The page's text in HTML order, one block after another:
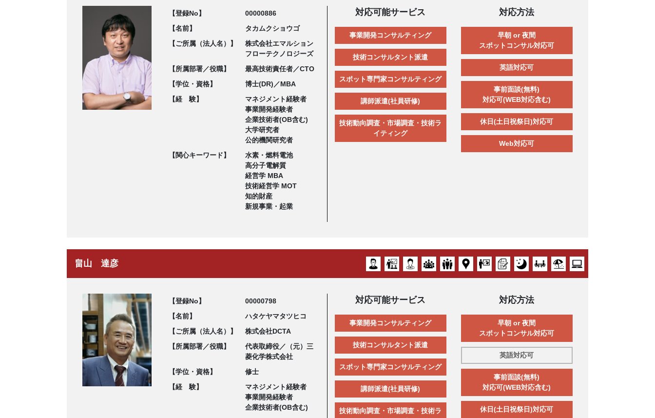
【登録No】
00000886
【名前】
タカムクショウゴ
【ご所属（法人名）】
株式会社エマルション
フローテクノロジーズ
【所属部署／役職】
最高技術責任者／CTO
【学位・資格】
博士(DR)／MBA
【経 験】
マネジメント経験者
事業開発経験者
企業技術者(OB含む)
大学研究者
公的機関研究者
【関心キーワード】
水素・燃料電池
高分子電解質
経営学 MBA
技術経営学 MOT
知的財産
新規事業・起業
対応可能サービス
事業開発コンサルティング
技術コンサルタント派遣
スポット専門家コンサルティング
講師派遣(社員研修)
技術動向調査・市場調査・技術ラ
イティング
対応方法
早朝 or 夜間
スポットコンサル対応可
英語対応可
事前面談(無料)
対応可(WEB対応含む)
休日(土日祝祭日)対応可
Web対応可
畠山 達彦
【登録No】
00000798
【名前】
ハタケヤマタツヒコ
【ご所属（法人名）】
株式会社DCTA
【所属部署／役職】
代表取締役／（元）三
菱化学株式会社
【学位・資格】
修士
【経 験】
マネジメント経験者
事業開発経験者
企業技術者(OB含む)
対応可能サービス
事業開発コンサルティング
技術コンサルタント派遣
スポット専門家コンサルティング
講師派遣(社員研修)
技術動向調査・市場調査・技術ラ
対応方法
早朝 or 夜間
スポットコンサル対応可
英語対応可
事前面談(無料)
対応可(WEB対応含む)
休日(土日祝祭日)対応可